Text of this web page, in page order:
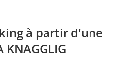
à partir d'une
KNAGGLIG